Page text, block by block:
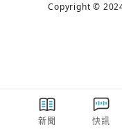
新聞 快訊
Copyright ©